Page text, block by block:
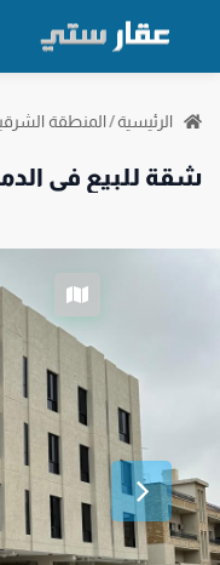
الرئيسية/المنطقة
شقة للبيع في